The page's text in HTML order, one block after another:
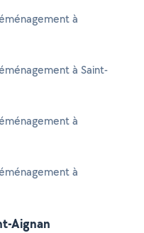
à
à Saint-
à
à
Aignan